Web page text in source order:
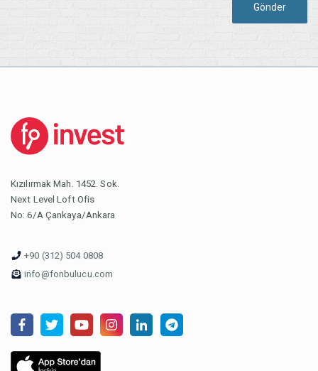
Gönder
Kızılırmak Mah. 1452. Sok.
Next Level Loft Ofis
No: 6/A Çankaya/Ankara
+90 (312) 504 0808
info@fonbulucu.com